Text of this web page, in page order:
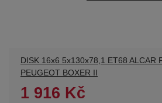
DISK 16x6 5x130x78,1 ET68 ALCAR
PEUGEOT BOXER II
1 916 Kč